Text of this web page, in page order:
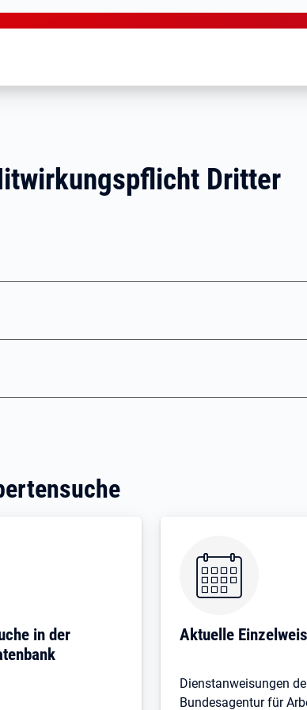
Dritter
in der
Aktuelle
Dienstanweisungen
Bundesagentur für